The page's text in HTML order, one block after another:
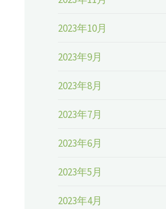
2023年10月
2023年9月
2023年8月
2023年7月
2023年6月
2023年5月
2023年4月